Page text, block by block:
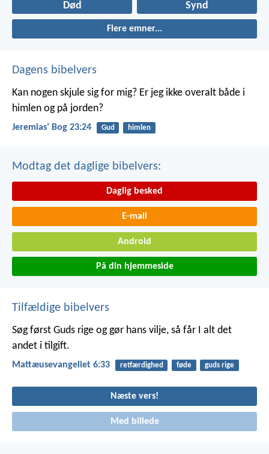
Død Synd
Flere emner...
Dagens bibelvers
Kan nogen skjule sig for mig? Er jeg ikke overalt både i
himlen og på jorden?
Jeremiasʼ Bog 23:24 Gud himlen
Modtag det daglige bibelvers:
Daglig besked
E-mail
Android
På din hjemmeside
Tilfældige bibelvers
Søg først Guds rige og gør hans vilje, så får I alt det
andet i tilgift.
Mattæusevangeliet 6:33 retfærdighed føde guds rige
Næste vers!
Med billede